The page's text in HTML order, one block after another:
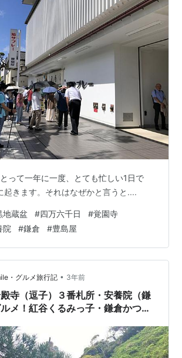
って一年に一度、とても忙しい1日で
起きます。それはなぜかと言うと....
地蔵盆 #四万六千日 #覚園寺
院 #鎌倉 #豊島屋
・グルメ旅行記 • 3年前
寺（逗子）３番札所・安養院（鎌
メ！紅谷くるみっ子・鎌倉かつ亭